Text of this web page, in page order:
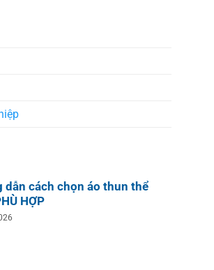
dẫn cách chọn áo thun thể
HỢP